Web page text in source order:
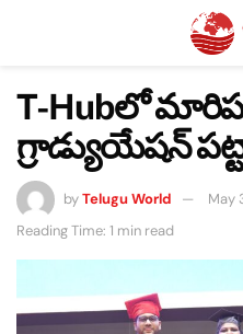
T-Hubలో
గ్రాడ్యుయేషన్
byTelugu World
May
Reading Time: 1 min read